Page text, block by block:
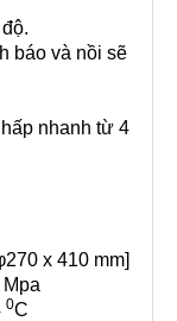
báo và nồi sẽ
nhanh từ 4
x 410 mm]
0C